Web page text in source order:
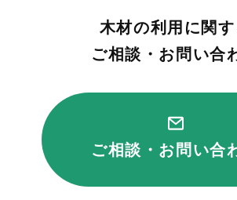
木材の利用に関す
ご相談・お問い合
ご相談・お問い合